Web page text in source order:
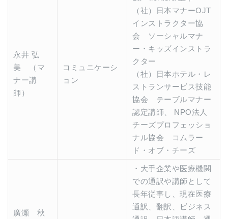
永井 弘
美 （マ
ナー講
師）
コミュニケーシ
ョン
（社）日本マナーOJT
インストラクター協
会 ソーシャルマナ
ー・キッズインストラ
クター
（社）日本ホテル・レ
ストランサービス技能
協会 テーブルマナー
認定講師、 NPO法人
チーズプロフェッショ
ナル協会 コムラー
ド・オブ・チーズ
廣瀬 秋
・大手企業や医療機関
での通訳や講師として
長年従事し、現在医療
通訳、翻訳、ビジネス